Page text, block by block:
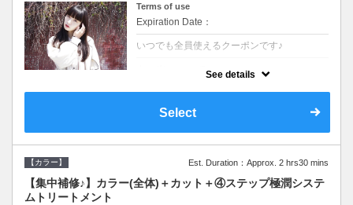
Terms of use
Expiration Date：
いつでも全員使えるクーポンです♪
等の髪の内部から修復し美髪へと導く最新
4stepトリートメント☆内側からしっかり修
復したい方に♪
See details
Select
【カラー】 Est. Duration：Approx. 2 hrs30 mins
【集中補修♪】カラー(全体)＋カット＋④ステップ極潤システ
ムトリートメント